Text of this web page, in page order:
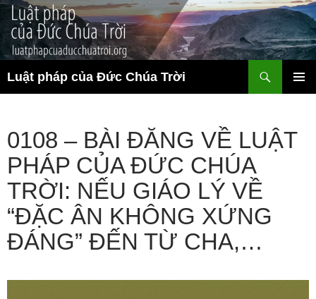
Chuyển
đến
nội
dung
Luật pháp của Đức Chúa Trời
kiếm
0108 – BÀI ĐĂNG VỀ LUẬT
PHÁP CỦA ĐỨC CHÚA
TRỜI: NẾU GIÁO LÝ VỀ
“ĐẶC ÂN KHÔNG XỨNG
ĐÁNG” ĐẾN TỪ CHA,…